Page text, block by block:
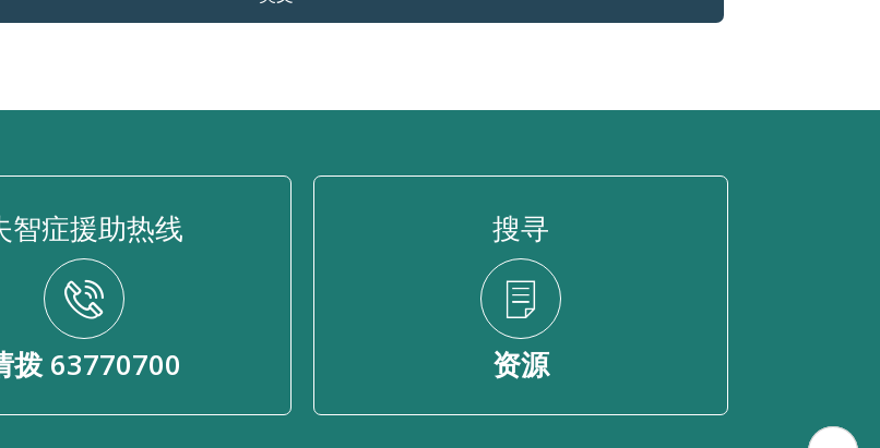
智症援助热线
拨 63770700
搜寻
资源